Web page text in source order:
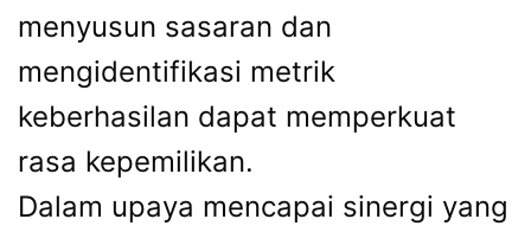
menyusun sasaran dan
mengidentifikasi metrik
keberhasilan dapat memperkuat
rasa kepemilikan.
Dalam upaya mencapai sinergi yang